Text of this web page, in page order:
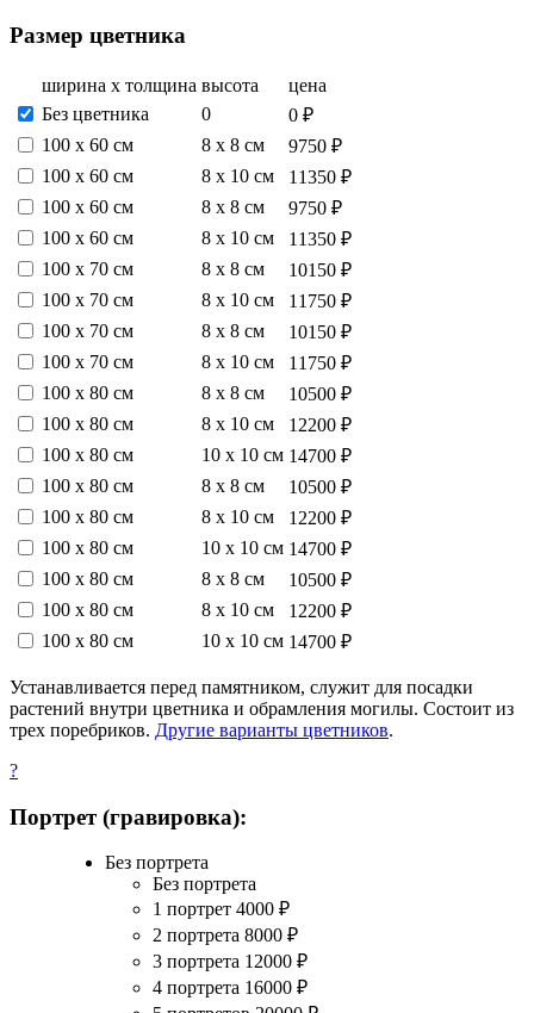
Размер цветника
ширина х толщина высота
цена
Без цветника
0
0 ₽
100 х 60 см
8 х 8 см
9750 ₽
100 х 60 см
8 х 10 см
11350 ₽
100 х 60 см
8 х 8 см
9750 ₽
100 х 60 см
8 х 10 см
11350 ₽
100 х 70 см
8 х 8 см
10150 ₽
100 х 70 см
8 х 10 см
11750 ₽
100 х 70 см
8 х 8 см
10150 ₽
100 х 70 см
8 х 10 см
11750 ₽
100 х 80 см
8 х 8 см
10500 ₽
100 х 80 см
8 х 10 см
12200 ₽
100 х 80 см
10 х 10 см 14700 ₽
100 х 80 см
8 х 8 см
10500 ₽
100 х 80 см
8 х 10 см
12200 ₽
100 х 80 см
10 х 10 см 14700 ₽
100 х 80 см
8 х 8 см
10500 ₽
100 х 80 см
8 х 10 см
12200 ₽
100 х 80 см
10 х 10 см 14700 ₽
Устанавливается перед памятником, служит для посадки
растений внутри цветника и обрамления могилы. Состоит из
трех поребриков. Другие варианты цветников.
?
Портрет (гравировка):
Без портрета
Без портрета
1 портрет 4000 ₽
2 портрета 8000 ₽
3 портрета 12000 ₽
4 портрета 16000 ₽